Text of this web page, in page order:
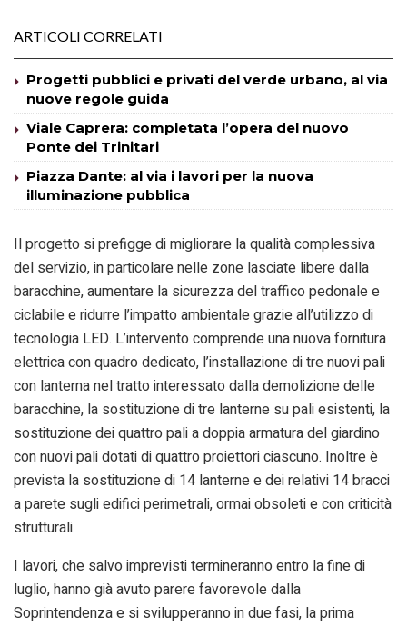
ARTICOLI CORRELATI
Progetti pubblici e privati del verde urbano, al via
nuove regole guida
Viale Caprera: completata l’opera del nuovo
Ponte dei Trinitari
Piazza Dante: al via i lavori per la nuova
illuminazione pubblica
Il progetto si prefigge di migliorare la qualità complessiva
del servizio, in particolare nelle zone lasciate libere dalla
baracchine, aumentare la sicurezza del traffico pedonale e
ciclabile e ridurre l’impatto ambientale grazie all’utilizzo di
tecnologia LED. L’intervento comprende una nuova fornitura
elettrica con quadro dedicato, l’installazione di tre nuovi pali
con lanterna nel tratto interessato dalla demolizione delle
baracchine, la sostituzione di tre lanterne su pali esistenti, la
sostituzione dei quattro pali a doppia armatura del giardino
con nuovi pali dotati di quattro proiettori ciascuno. Inoltre è
prevista la sostituzione di 14 lanterne e dei relativi 14 bracci
a parete sugli edifici perimetrali, ormai obsoleti e con criticità
strutturali.
I lavori, che salvo imprevisti termineranno entro la fine di
luglio, hanno già avuto parere favorevole dalla
Soprintendenza e si svilupperanno in due fasi, la prima